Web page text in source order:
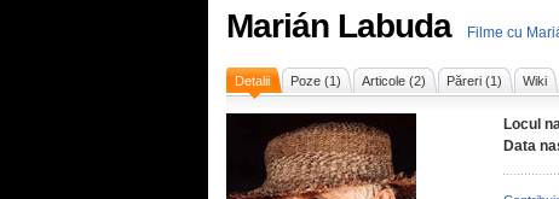
Marián Labuda Filme cu
Detalii Poze (1) Articole (2) Păreri (1) Wiki
Locul
Data